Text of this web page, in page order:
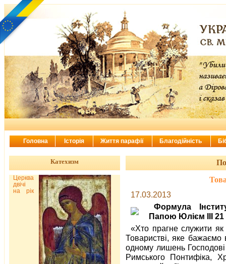
17.03.2013
Формула
Папою Юлієм ІІІ
«Хто прагне служити
Товаристві, яке бажаємо
одному лишень
Римського Понтифіка,
Катехизм
Церква
двічі
на рік
Головна Історія Життя парафії Благодійність